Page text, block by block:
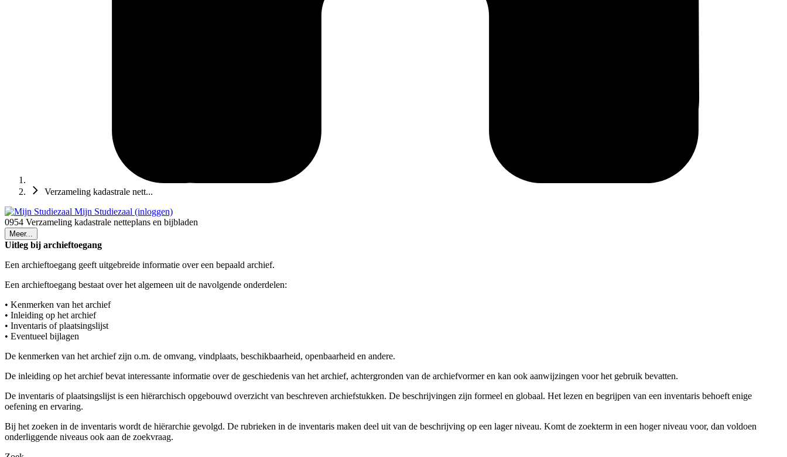
Verzameling kadastrale nett...
Mijn Studiezaal (inloggen)
0954 Verzameling kadastrale netteplans en bijbladen
Meer...
Uitleg bij archieftoegang
Een archieftoegang geeft uitgebreide informatie over een bepaald archief.
Een archieftoegang bestaat over het algemeen uit de navolgende onderdelen:
• Kenmerken van het archief
• Inleiding op het archief
• Inventaris of plaatsingslijst
• Eventueel bijlagen
De kenmerken van het archief zijn o.m. de omvang, vindplaats, beschikbaarheid, openbaarheid en andere.
De inleiding op het archief bevat interessante informatie over de geschiedenis van het archief, achtergronden van de archiefvormer en kan ook aanwijzingen voor het gebruik bevatten.
De inventaris of plaatsingslijst is een hiërarchisch opgebouwd overzicht van beschreven archiefstukken. De beschrijvingen zijn formeel en globaal. Het lezen en begrijpen van een inventaris behoeft enige
oefening en ervaring.
Bij het zoeken in de inventaris wordt de hiërarchie gevolgd. De rubrieken in de inventaris maken deel uit van de beschrijving op een lager niveau. Komt de zoekterm in een hoger niveau voor, dan voldoen
onderliggende niveaus ook aan de zoekvraag.